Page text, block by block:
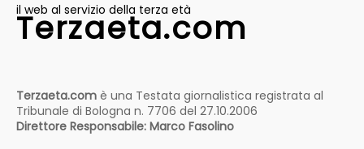
il web al servizio della terza età
Terzaeta.com
Terzaeta.com è una Testata giornalistica registrata al
Tribunale di Bologna n. 7706 del 27.10.2006
Direttore Responsabile: Marco Fasolino